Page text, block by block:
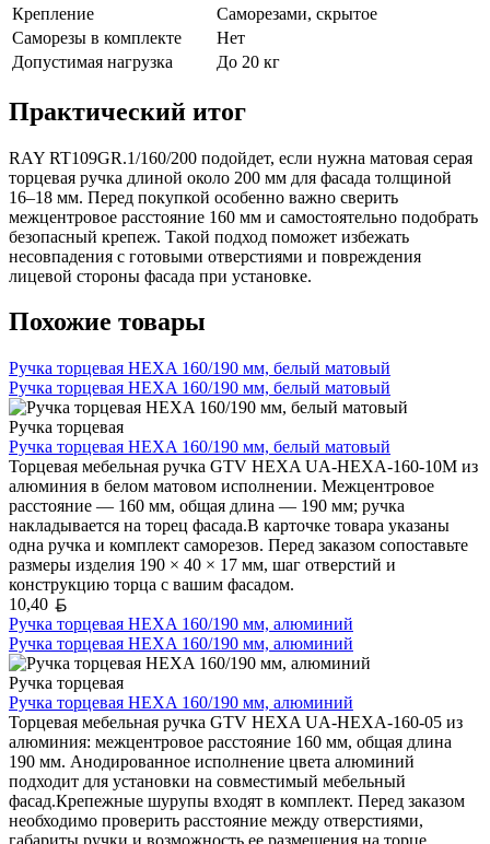
Крепление
Саморезами, скрытое
Саморезы в комплекте
Нет
Допустимая нагрузка
До 20 кг
Практический итог
RAY RT109GR.1/160/200 подойдет, если нужна матовая серая
торцевая ручка длиной около 200 мм для фасада толщиной
16–18 мм. Перед покупкой особенно важно сверить
межцентровое расстояние 160 мм и самостоятельно подобрать
безопасный крепеж. Такой подход поможет избежать
несовпадения с готовыми отверстиями и повреждения
лицевой стороны фасада при установке.
Похожие товары
Ручка торцевая HEXA 160/190 мм, белый матовый
Ручка торцевая HEXA 160/190 мм, белый матовый
Ручка торцевая
Ручка торцевая HEXA 160/190 мм, белый матовый
Торцевая мебельная ручка GTV HEXA UA-HEXA-160-10M из
алюминия в белом матовом исполнении. Межцентровое
расстояние — 160 мм, общая длина — 190 мм; ручка
накладывается на торец фасада.В карточке товара указаны
одна ручка и комплект саморезов. Перед заказом сопоставьте
размеры изделия 190 × 40 × 17 мм, шаг отверстий и
конструкцию торца с вашим фасадом.
10,40
Ручка торцевая HEXA 160/190 мм, алюминий
Ручка торцевая HEXA 160/190 мм, алюминий
Ручка торцевая
Ручка торцевая HEXA 160/190 мм, алюминий
Торцевая мебельная ручка GTV HEXA UA-HEXA-160-05 из
алюминия: межцентровое расстояние 160 мм, общая длина
190 мм. Анодированное исполнение цвета алюминий
подходит для установки на совместимый мебельный
фасад.Крепежные шурупы входят в комплект. Перед заказом
необходимо проверить расстояние между отверстиями,